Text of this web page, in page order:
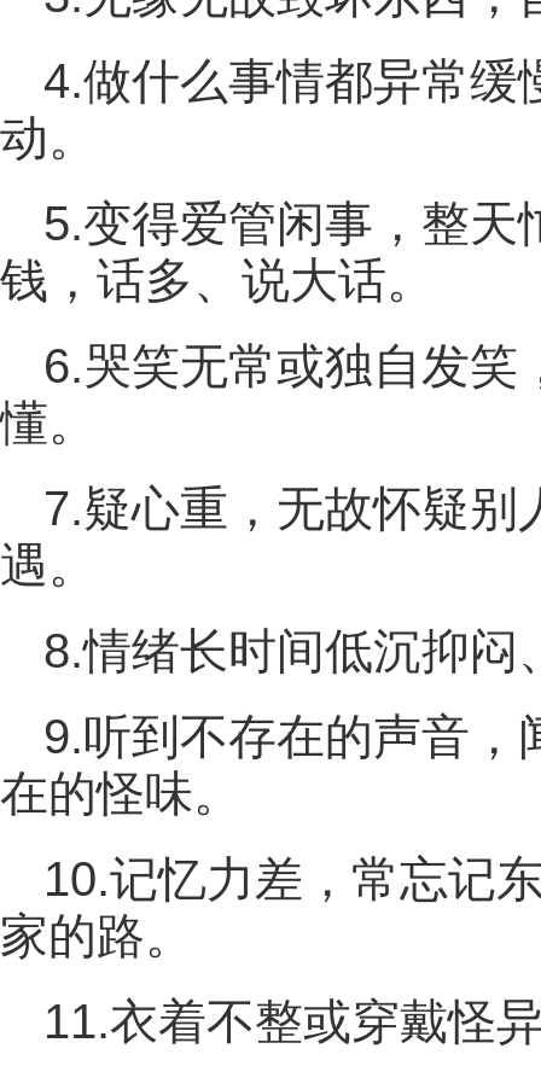
4.做什么事情都异常缓
动。
5.变得爱管闲事，整天
钱，话多、说大话。
6.哭笑无常或独自发笑
懂。
7.疑心重，无故怀疑别
遇。
8.情绪长时间低沉抑闷
9.听到不存在的声音，
在的怪味。
10.记忆力差，常忘记
家的路。
11.衣着不整或穿戴怪